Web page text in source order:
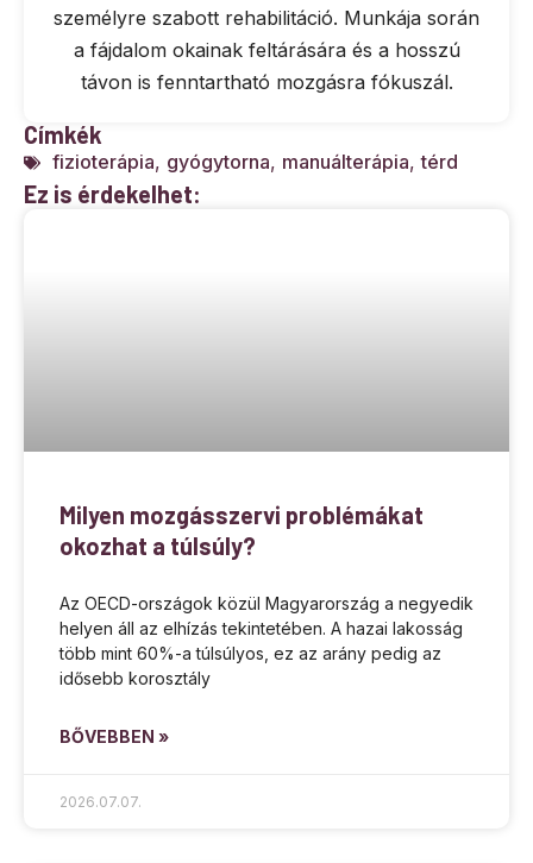
személyre szabott rehabilitáció. Munkája során
a fájdalom okainak feltárására és a hosszú
távon is fenntartható mozgásra fókuszál.
Címkék
fizioterápia, gyógytorna, manuálterápia,térd
Ez is érdekelhet:
Milyen mozgásszervi problémákat
okozhat a túlsúly?
Az OECD-országok közül Magyarország a negyedik
helyen áll az elhízás tekintetében. A hazai lakosság
több mint 60%-a túlsúlyos, ez az arány pedig az
idősebb korosztály
BŐVEBBEN »
2026.07.07.